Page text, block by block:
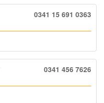
0341 15 691 0363
0341 456 7626